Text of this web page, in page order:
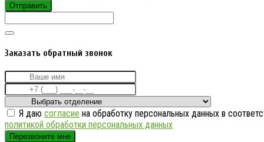
Отправить
Заказать обратный звонок
Я даю согласие на обработку персональных данных в
политикой обработки персональных данных
Перезвоните мне